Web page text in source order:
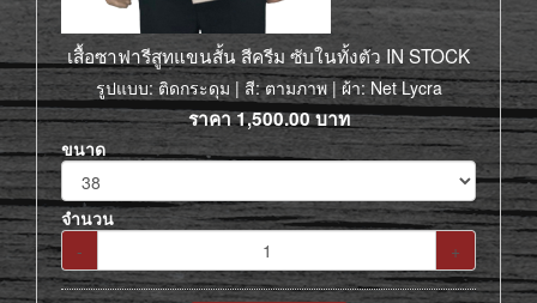
เสื้อซาฟารีสูทแขนสั้น สีครีม ซับในทั้งตัว IN STOCK
รูปแบบ: ติดกระดุม | สี: ตามภาพ | ผ้า: Net Lycra
ราคา1,500.00บาท
ขนาด
จำนวน
-
+